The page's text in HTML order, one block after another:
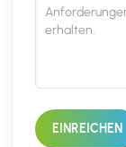
EINREICHEN